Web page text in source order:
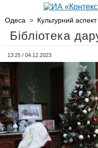
Одеса > Культурний аспект
Бібліотека
13:25 / 04.12.2023